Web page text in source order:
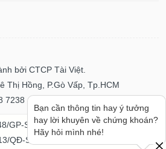
bởi CTCP Tài Việt.
Thị Hồng, P.Gò Vấp, Tp.HCM
7238 - Fax: (84.28) 3848 7237
GP-STTTT ngày 04/11/2016
QĐ-STTTT ngày 02/11/2017
Bạn cần thông tin hay ý tưởng
hay lời khuyên về chứng khoán?
Hãy hỏi mình nhé!